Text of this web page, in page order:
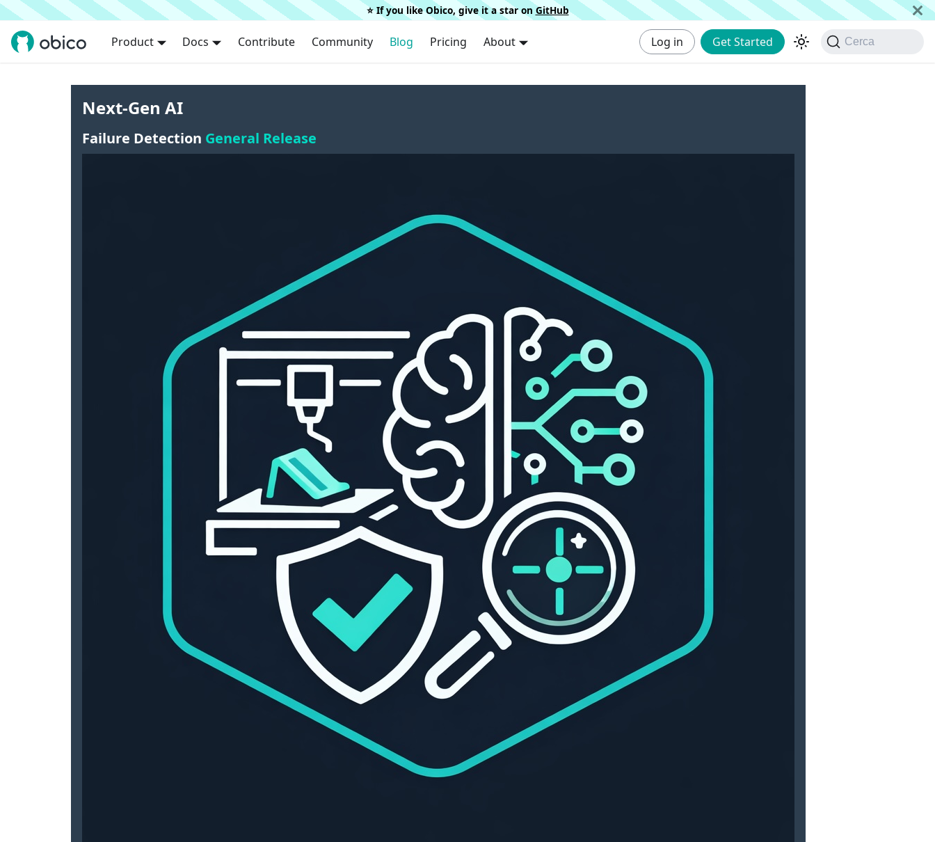
⭐️ If you like Obico, give it a star on GitHub
Product Docs Contribute Community Blog Pricing About Log in Get Started Cerca
Next-Gen AI
Failure Detection General Release